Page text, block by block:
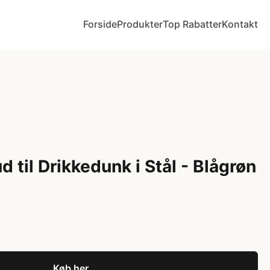
ForsideProdukterTop RabatterKontakt
til Drikkedunk i Stål - Blågrøn